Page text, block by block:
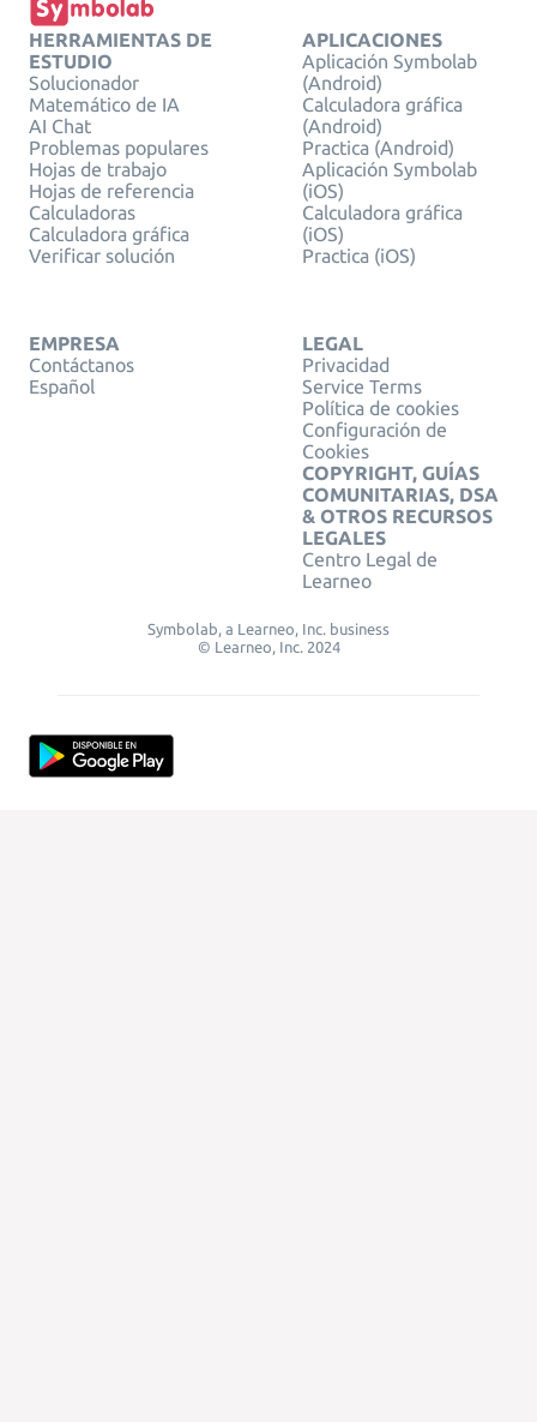
HERRAMIENTAS DE
ESTUDIO
Solucionador
Matemático de IA
AI Chat
Problemas populares
Hojas de trabajo
Hojas de referencia
Calculadoras
Calculadora gráfica
Verificar solución
APLICACIONES
Aplicación Symbolab
(Android)
Calculadora gráfica
(Android)
Practica (Android)
Aplicación Symbolab
(iOS)
Calculadora gráfica
(iOS)
Practica (iOS)
EMPRESA
Contáctanos
Español
LEGAL
Privacidad
Service Terms
Política de cookies
Configuración de
Cookies
COPYRIGHT, GUÍAS
COMUNITARIAS, DSA
& OTROS RECURSOS
LEGALES
Centro Legal de
Learneo
Symbolab, a Learneo, Inc. business
© Learneo, Inc. 2024